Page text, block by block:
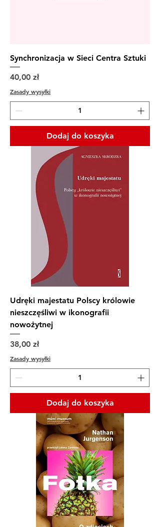
Synchronizacja w Sieci Centra Sztuki
Cena
40,00 zł
Zasady wysyłki
Dodaj do koszyka
Udręki majestatu Polscy królowie
nieszczęśliwi w ikonografii
nowożytnej
Cena
38,00 zł
Zasady wysyłki
Dodaj do koszyka